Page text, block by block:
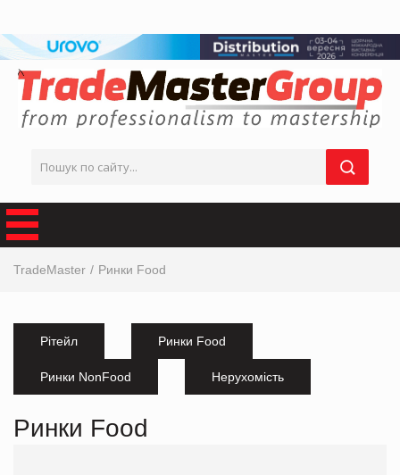
TradeMaster Ринки Food
Рітейл Ринки Food
Ринки NonFood Нерухомість
Ринки Food